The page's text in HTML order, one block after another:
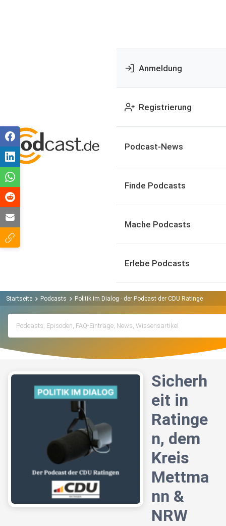
Anmeldung
Registrierung
Podcast-News
Finde Podcasts
Mache Podcasts
Erlebe Podcasts
Startseite Podcasts Politik im Dialog - der Podcast der CDU Ratingen
Sicherh
eit in
Ratinge
n, dem
Kreis
Mettma
nn &
NRW